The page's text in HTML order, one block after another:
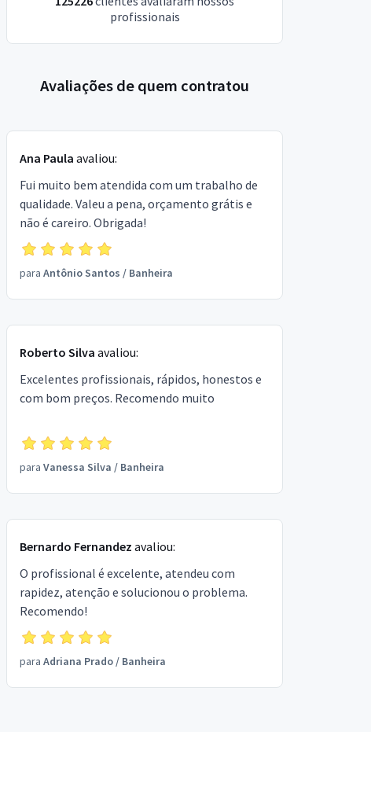
profissionais
Avaliações de quem contratou
Ana Paula avaliou:
Fui muito bem atendida com um trabalho de
qualidade. Valeu a pena, orçamento grátis e
não é careiro. Obrigada!
para Antônio Santos / Banheira
Roberto Silva avaliou:
Excelentes profissionais, rápidos, honestos e
com bom preços. Recomendo muito
para Vanessa Silva / Banheira
Bernardo Fernandez avaliou:
O profissional é excelente, atendeu com
rapidez, atenção e solucionou o problema.
Recomendo!
para Adriana Prado/ Banheira